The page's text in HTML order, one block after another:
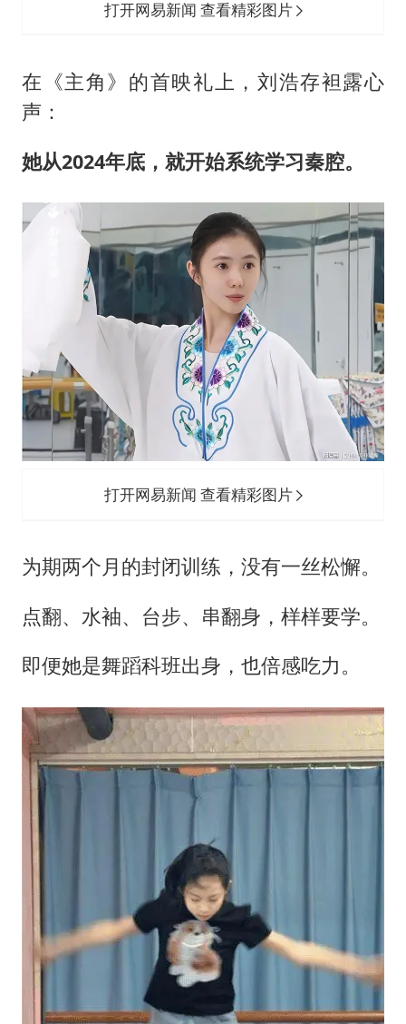
打开网易新闻 查看精彩图片
在《主角》的首映礼上，刘浩存袒露心
声：
她从2024年底，就开始系统学习秦腔。
打开网易新闻 查看精彩图片
为期两个月的封闭训练，没有一丝松懈。
点翻、水袖、台步、串翻身，样样要学。
即便她是舞蹈科班出身，也倍感吃力。